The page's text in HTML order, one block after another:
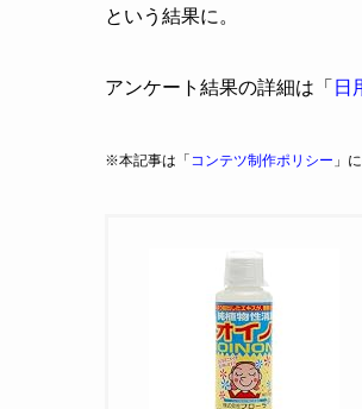
という結果に。
アンケート結果の詳細は「 日
※本記事は「 コンテツ制作ポリシー 」